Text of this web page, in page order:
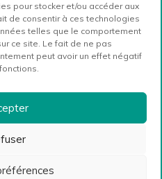
pour stocker et/ou accéder aux
de consentir à ces technologies
telles que le comportement
ce site. Le fait de ne pas
peut avoir un effet négatif